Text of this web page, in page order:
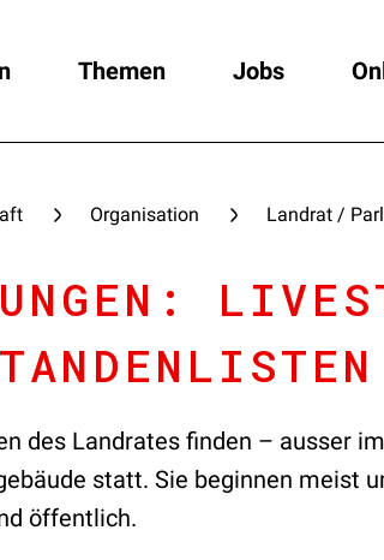
Themen Jobs
Organisation Landrat /
des Landrates finden – ausser
statt. Sie beginnen meist
öffentlich.